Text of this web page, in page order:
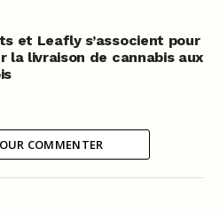
et Leafly s’associent pour
la livraison de cannabis aux
COMMENTER